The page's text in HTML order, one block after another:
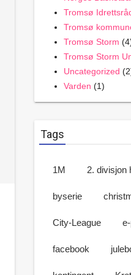
Tromsø
Tromsø
Tromsø Storm
Tromsø Storm
Uncategorized
Varden (1)
Tags
1M 2. divisjon
byserie
City-League
facebook